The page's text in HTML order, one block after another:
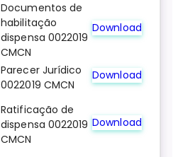
Documentos de
habilitação
dispensa 0022019
CMCN
Download
Parecer Jurídico
0022019 CMCN
Download
Ratificação de
dispensa 0022019
CMCN
Download